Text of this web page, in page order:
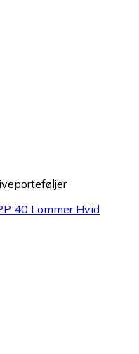
40 Lommer Hvid